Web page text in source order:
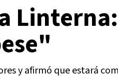
y afirmó que estará